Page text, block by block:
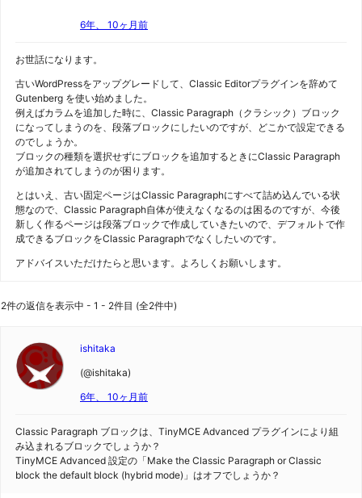
6年、 10ヶ月前
お世話になります。
古いWordPressをアップグレードして、Classic Editorプラグインを辞めて
Gutenberg を使い始めました。
例えばカラムを追加した時に、Classic Paragraph（クラシック）ブロック
になってしまうのを、段落ブロックにしたいのですが、どこかで設定できる
のでしょうか。
ブロックの種類を選択せずにブロックを追加するときにClassic Paragraph
が追加されてしまうのが困ります。
とはいえ、古い固定ページはClassic Paragraphにすべて詰め込んでいる状
態なので、Classic Paragraph自体が使えなくなるのは困るのですが、今後
新しく作るページは段落ブロックで作成していきたいので、デフォルトで作
成できるブロックをClassic Paragraphでなくしたいのです。
アドバイスいただけたらと思います。よろしくお願いします。
2件の返信を表示中 - 1 - 2件目 (全2件中)
ishitaka
(@ishitaka)
6年、 10ヶ月前
Classic Paragraph ブロックは、TinyMCE Advanced プラグインにより組
み込まれるブロックでしょうか？
TinyMCE Advanced 設定の「Make the Classic Paragraph or Classic
block the default block (hybrid mode)」はオフでしょうか？